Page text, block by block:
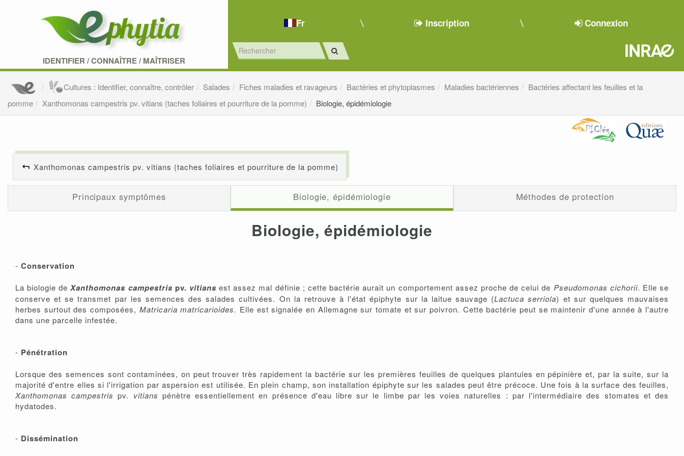
IDENTIFIER /CONNAÎTRE/MAÎTRISER
Fr Inscription Connexion
Cultures : Identifier, connaître, contrôler Salades Fiches maladies et ravageurs Bactéries et phytoplasmes Maladies bactériennes
Bactéries affectant les feuilles et la
pomme
Xanthomonas campestris pv. vitians (taches foliaires et pourriture de la pomme) Biologie, épidémiologie
Xanthomonas campestris pv. vitians (taches foliaires et pourriture de la pomme)
Principaux symptômes Biologie, épidémiologie Méthodes de protection
Biologie, épidémiologie
- Conservation
La biologie deXanthomonas campestrispv. vitiansest assez mal définie ; cette bactérie aurait un comportement assez proche de celui de Pseudomonas cichorii. Elle se
conserve et se transmet par les semences des salades cultivées. On la retrouve à l'état épiphyte sur la laitue sauvage (Lactuca serriola) et sur quelques mauvaises
herbes surtout des composées, Matricaria matricarioides. Elle est signalée en Allemagne sur tomate et sur poivron. Cette bactérie peut se maintenir d'une année à l'autre
dans une parcelle infestée.
- Pénétration
Lorsque des semences sont contaminées, on peut trouver très rapidement la bactérie sur les premières feuilles de quelques plantules en pépinière et, par la suite, sur la
majorité d'entre elles si l'irrigation par aspersion est utilisée. En plein champ, son installation épiphyte sur les salades peut être précoce. Une fois à la surface des feuilles,
Xanthomonas campestris pv. vitians pénètre essentiellement en présence d'eau libre sur le limbe par les voies naturelles : par l'intermédiaire des stomates et des
hydatodes.
- Dissémination